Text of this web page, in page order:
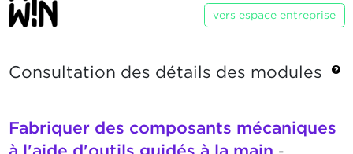
vers espace entreprise
Consultation des détails des modules
Fabriquer des composants mécaniques